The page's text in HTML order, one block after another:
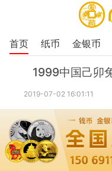
首页 纸币 金银币
1999中国己卯
2019-07-02 16:01:11